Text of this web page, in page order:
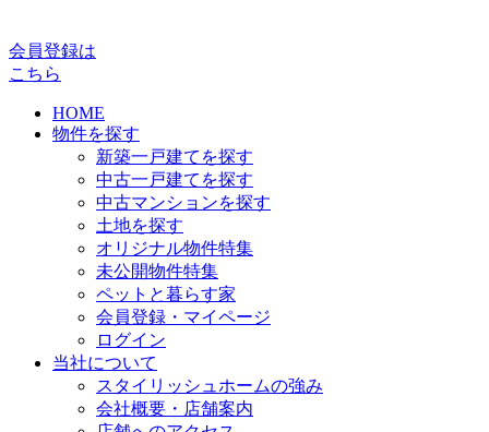
会員登録は
こちら
HOME
物件を探す
新築一戸建てを探す
中古一戸建てを探す
中古マンションを探す
土地を探す
オリジナル物件特集
未公開物件特集
ペットと暮らす家
会員登録・マイページ
ログイン
当社について
スタイリッシュホームの強み
会社概要・店舗案内